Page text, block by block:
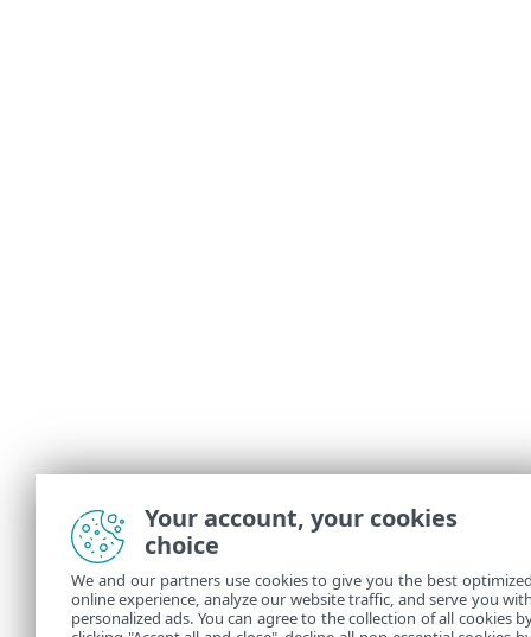
Your account, your cookies
choice
We and our partners use cookies to give you the best
online experience, analyze our website traffic, and serve you
personalized ads. You can agree to the collection of all cookies